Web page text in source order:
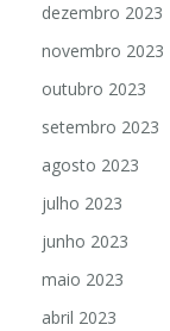
dezembro 2023
novembro 2023
outubro 2023
setembro 2023
agosto 2023
julho 2023
junho 2023
maio 2023
abril 2023